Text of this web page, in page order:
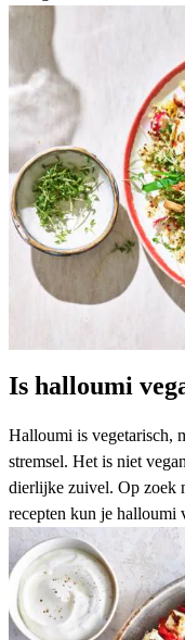
Is halloumi
Halloumi is vegetarisch,
stremsel. Het is niet
dierlijke zuivel. Op zoek
recepten kun je halloumi